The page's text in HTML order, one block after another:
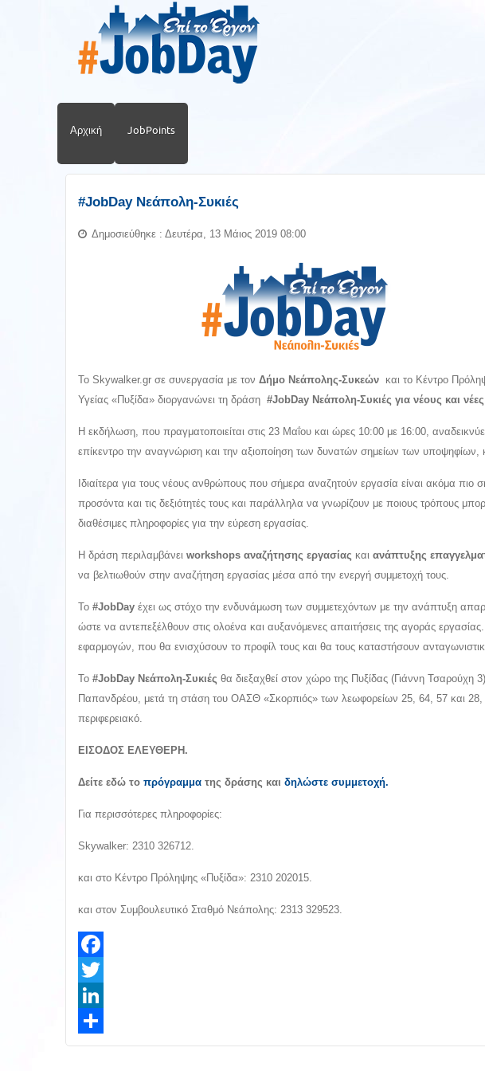
Αρχική JobPoints
#JobDay Νεάπολη-Συκιές
Δημοσιεύθηκε : Δευτέρα, 13 Μάιος 2019 08:00
Το Skywalker.gr σε συνεργασία με τον Δήμο Νεάπολης-Συκεών και το Κέντρο
Υγείας «Πυξίδα» διοργανώνει τη δράση #JobDay Νεάπολη-Συκιές για νέους και
Η εκδήλωση, που πραγματοποιείται στις 23 Μαΐου και ώρες 10:00 με 16:00,
επίκεντρο την αναγνώριση και την αξιοποίηση των δυνατών σημείων των υποψηφίων,
Ιδιαίτερα για τους νέους ανθρώπους που σήμερα αναζητούν εργασία είναι ακόμα
προσόντα και τις δεξιότητές τους και παράλληλα να γνωρίζουν με ποιους τρόπους
διαθέσιμες πληροφορίες για την εύρεση εργασίας.
Η δράση περιλαμβάνει workshops αναζήτησης εργασίας και ανάπτυξης
να βελτιωθούν στην αναζήτηση εργασίας μέσα από την ενεργή συμμετοχή τους.
Το #JobDay έχει ως στόχο την ενδυνάμωση των συμμετεχόντων με την ανάπτυξη
ώστε να αντεπεξέλθουν στις ολοένα και αυξανόμενες απαιτήσεις της αγοράς
εφαρμογών, που θα ενισχύσουν το προφίλ τους και θα τους καταστήσουν
Το #JobDay Νεάπολη-Συκιές θα διεξαχθεί στον χώρο της Πυξίδας (Γιάννη Τσαρούχη
Παπανδρέου, μετά τη στάση του ΟΑΣΘ «Σκορπιός» των λεωφορείων 25, 64, 57 και 28,
περιφερειακό.
ΕΙΣΟΔΟΣ ΕΛΕΥΘΕΡΗ.
Δείτε εδώ το πρόγραμμα της δράσης και δηλώστε συμμετοχή.
Για περισσότερες πληροφορίες:
Skywalker: 2310 326712.
και στο Κέντρο Πρόληψης «Πυξίδα»: 2310 202015.
και στον Συμβουλευτικό Σταθμό Νεάπολης: 2313 329523.
Facebook
Twitter
LinkedIn
Share